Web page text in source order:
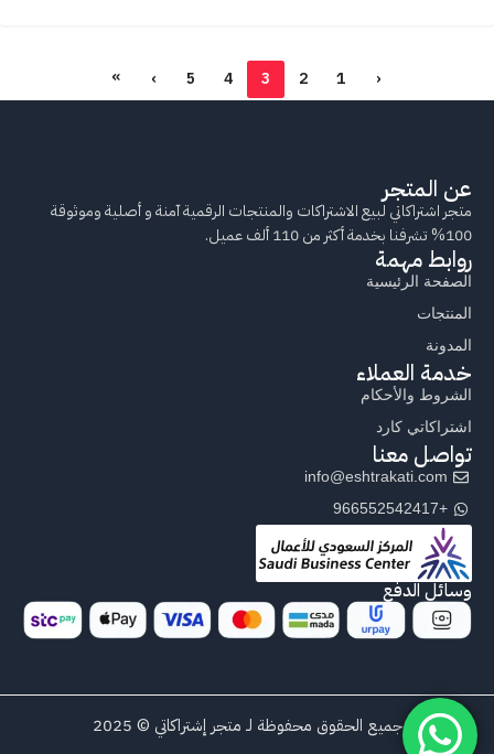
‹
1
2
3
4
5
›
»
عن المتجر
متجر اشتراكاتي لبيع الاشتراكات والمنتجات الرقمية آمنة و أصلية وموثوقة
100% تشرفنا بخدمة أكثر من 110 ألف عميل.
روابط مهمة
الصفحة الرئيسية
المنتجات
المدونة
خدمة العملاء
الشروط والأحكام
اشتراكاتي كارد
تواصل معنا
info@eshtrakati.com
+966552542417
وسائل الدفع
جميع الحقوق محفوظة لـ متجر إشتراكاتي © 2025